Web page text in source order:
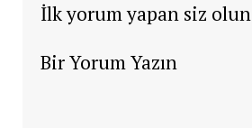
İlk yorum yapan siz olun
Bir Yorum Yazın